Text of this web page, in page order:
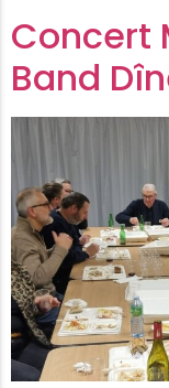
Concert
Band